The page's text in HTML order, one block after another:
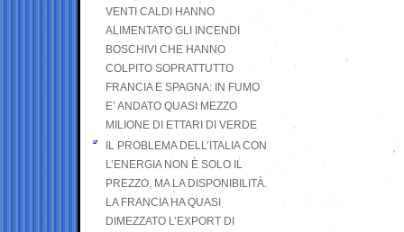
VENTI CALDI HANNO
ALIMENTATO GLI INCENDI
BOSCHIVI CHE HANNO
COLPITO SOPRATTUTTO
FRANCIA E SPAGNA: IN FUMO
E’ ANDATO QUASI MEZZO
MILIONE DI ETTARI DI VERDE
IL PROBLEMA DELL’ITALIA CON
L’ENERGIA NON È SOLO IL
PREZZO, MA LA DISPONIBILITÀ.
LA FRANCIA HA QUASI
DIMEZZATO L’EXPORT DI